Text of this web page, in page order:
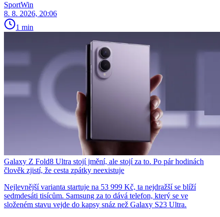
SportWin
8. 8. 2026, 20:06
1 min
Galaxy Z Fold8 Ultra stojí jmění, ale stojí za to. Po pár hodinách
člověk zjistí, že cesta zpátky neexistuje
Nejlevnější varianta startuje na 53 999 Kč, ta nejdražší se blíží
sedmdesáti tisícům. Samsung za to dává telefon, který se ve
složeném stavu vejde do kapsy snáz než Galaxy S23 Ultra.